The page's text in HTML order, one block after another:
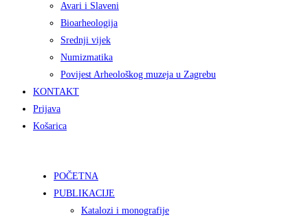
Avari i Slaveni
Bioarheologija
Srednji vijek
Numizmatika
Povijest Arheološkog muzeja u Zagrebu
KONTAKT
Prijava
Košarica
POČETNA
PUBLIKACIJE
Katalozi i monografije